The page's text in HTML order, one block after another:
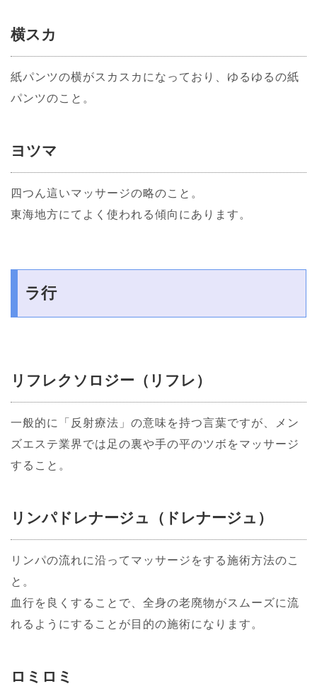
横スカ
紙パンツの横がスカスカになっており、ゆるゆるの紙
パンツのこと。
ヨツマ
四つん這いマッサージの略のこと。
東海地方にてよく使われる傾向にあります。
ラ行
リフレクソロジー（リフレ）
一般的に「反射療法」の意味を持つ言葉ですが、メン
ズエステ業界では足の裏や手の平のツボをマッサージ
すること。
リンパドレナージュ（ドレナージュ）
リンパの流れに沿ってマッサージをする施術方法のこ
と。
血行を良くすることで、全身の老廃物がスムーズに流
れるようにすることが目的の施術になります。
ロミロミ